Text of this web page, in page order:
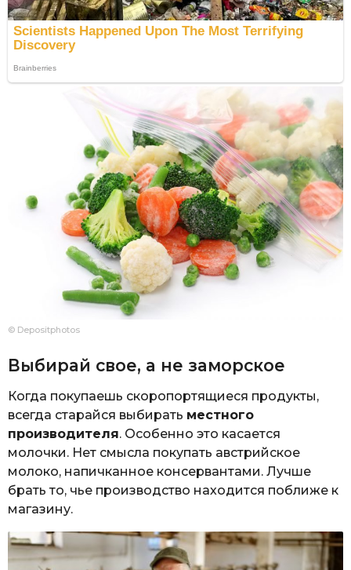
© Depositphotos
Выбирай свое, а не заморское
Когда покупаешь скоропортящиеся продукты,
всегда старайся выбирать местного
производителя. Особенно это касается
молочки. Нет смысла покупать австрийское
молоко, напичканное консервантами. Лучше
брать то, чье производство находится поближе к
магазину.